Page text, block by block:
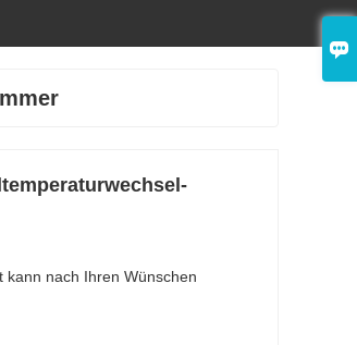

nach Ihren Wünschen